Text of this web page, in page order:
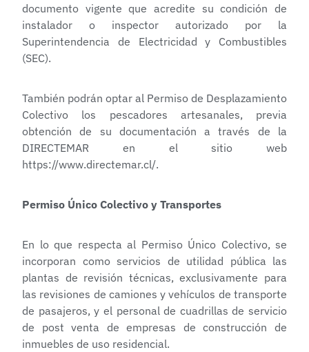
documento vigente que acredite su condición de
instalador o inspector autorizado por la
Superintendencia de Electricidad y Combustibles
(SEC).
También podrán optar al Permiso de Desplazamiento
Colectivo los pescadores artesanales, previa
obtención de su documentación a través de la
DIRECTEMAR en el sitio web
https://www.directemar.cl/.
Permiso Único Colectivo y Transportes
En lo que respecta al Permiso Único Colectivo, se
incorporan como servicios de utilidad pública las
plantas de revisión técnicas, exclusivamente para
las revisiones de camiones y vehículos de transporte
de pasajeros, y el personal de cuadrillas de servicio
de post venta de empresas de construcción de
inmuebles de uso residencial.